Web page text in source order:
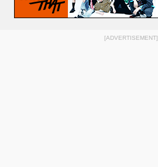
[ADVERTISEMENT]